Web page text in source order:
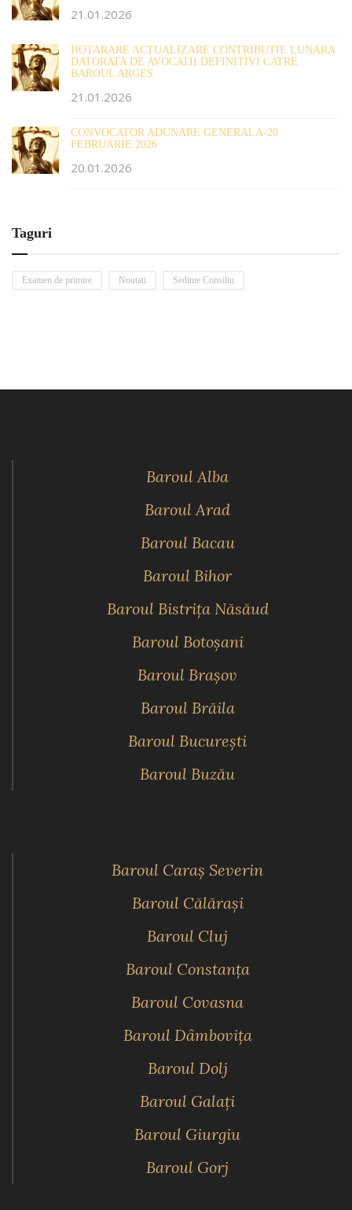
21.01.2026
HOTARARE ACTUALIZARE CONTRIBUTIE LUNARA
DATORATA DE AVOCATII DEFINITIVI CATRE
BAROUL ARGES
21.01.2026
CONVOCATOR ADUNARE GENERALA-20
FEBRUARIE 2026
20.01.2026
Taguri
Examen de primire Noutati Sedinte Consiliu
Baroul Alba
Baroul Arad
Baroul Bacau
Baroul Bihor
Baroul Bistriţa Năsăud
Baroul Botoşani
Baroul Braşov
Baroul Brăila
Baroul Bucureşti
Baroul Buzău
Baroul Caraş Severin
Baroul Călăraşi
Baroul Cluj
Baroul Constanţa
Baroul Covasna
Baroul Dâmboviţa
Baroul Dolj
Baroul Galaţi
Baroul Giurgiu
Baroul Gorj